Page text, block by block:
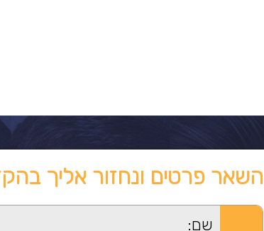
השאר פרטים ונחזור אליך